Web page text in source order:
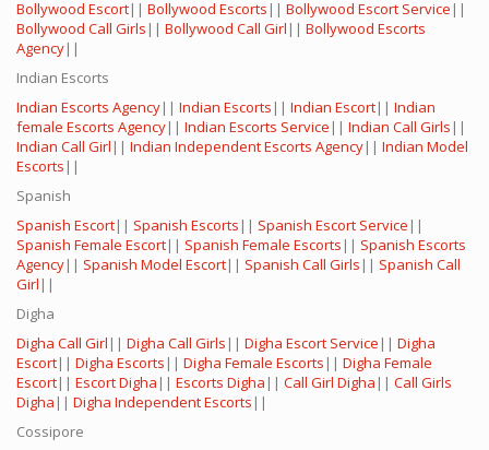
Bollywood Escort|| Bollywood Escorts || Bollywood Escort Service ||
Bollywood Call Girls || Bollywood Call Girl || Bollywood Escorts
Agency||
Indian Escorts
Indian Escorts Agency|| Indian Escorts || Indian Escort|| Indian
female Escorts Agency|| Indian Escorts Service || Indian Call Girls ||
Indian Call Girl || Indian Independent Escorts Agency|| Indian Model
Escorts ||
Spanish
Spanish Escort|| Spanish Escorts || Spanish Escort Service ||
Spanish Female Escort|| Spanish Female Escorts || Spanish Escorts
Agency|| Spanish Model Escort|| Spanish Call Girls || Spanish Call
Girl ||
Digha
Digha Call Girl || Digha Call Girls || Digha Escort Service || Digha
Escort|| Digha Escorts || Digha Female Escorts || Digha Female
Escort|| Escort Digha || Escorts Digha || Call Girl Digha || Call Girls
Digha || Digha Independent Escorts ||
Cossipore